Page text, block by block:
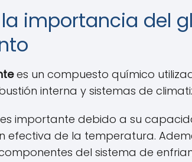
importancia del
es un compuesto químico
interna y sistemas de
importante debido a su
efectiva de la temperatura.
del sistema de